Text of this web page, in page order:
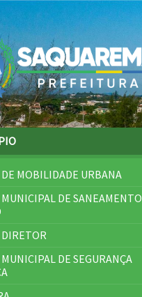
MOBILIDADE URBANA
DE SANEAMENTO
DE SEGURANÇA